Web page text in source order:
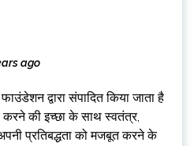
ago
द्वारा संपादित किया जाता है
की इच्छा के साथ स्वतंत्र,
प्रतिबद्धता को मजबूत करने के